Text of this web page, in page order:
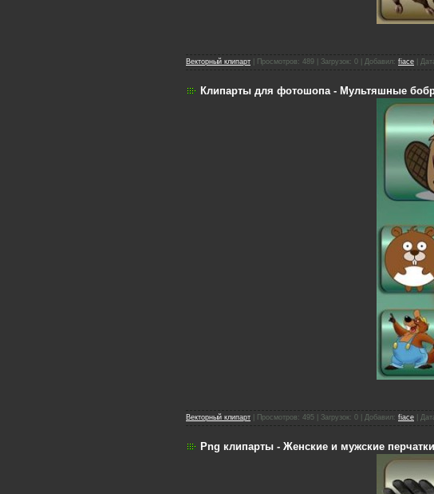
Векторный клипарт | Просмотров: 489 | Загрузок: 0 | Добавил: fiace |
Клипарты для фотошопа - Мультяшные
Векторный клипарт | Просмотров: 495 | Загрузок: 0 | Добавил: fiace |
Png клипарты - Женские и мужские перчатки